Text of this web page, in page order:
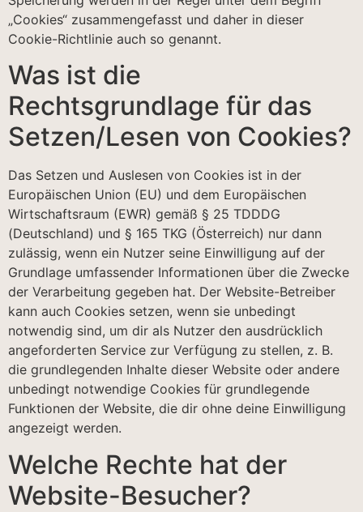
„Cookies“ zusammengefasst und daher in dieser
Cookie-Richtlinie auch so genannt.
Was ist die
Rechtsgrundlage für das
Setzen/Lesen von Cookies?
Das Setzen und Auslesen von Cookies ist in der
Europäischen Union (EU) und dem Europäischen
Wirtschaftsraum (EWR) gemäß § 25 TDDDG
(Deutschland) und § 165 TKG (Österreich) nur dann
zulässig, wenn ein Nutzer seine Einwilligung auf der
Grundlage umfassender Informationen über die Zwecke
der Verarbeitung gegeben hat. Der Website-Betreiber
kann auch Cookies setzen, wenn sie unbedingt
notwendig sind, um dir als Nutzer den ausdrücklich
angeforderten Service zur Verfügung zu stellen, z. B.
die grundlegenden Inhalte dieser Website oder andere
unbedingt notwendige Cookies für grundlegende
Funktionen der Website, die dir ohne deine Einwilligung
angezeigt werden.
Welche Rechte hat der
Website-Besucher?